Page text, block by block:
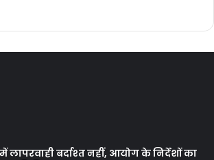
लापरवाही बर्दाश्त नहीं, आयोग के निर्देशों का